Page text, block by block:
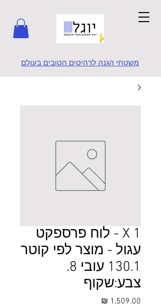
משטחי הגנה לרהיטים הטובים בעולם
1 X - לוח פרספקט
עגול - מוצר לפי קוטר
130.1 עובי 8.
צבע:שקוף